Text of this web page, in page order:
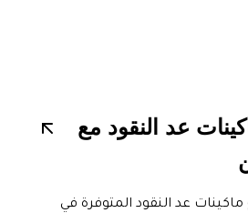
عد النقود مع
عد النقود المتوفرة في